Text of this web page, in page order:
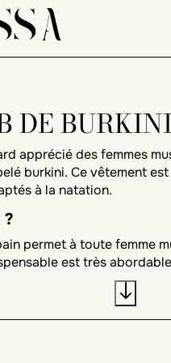
DE
apprécié des femmes
burkini. Ce vêtement
à la natation.
permet à toute femme
est très
plage ou pour la piscine
le sport en piscine
divers accessoires,
comme la natation grâce